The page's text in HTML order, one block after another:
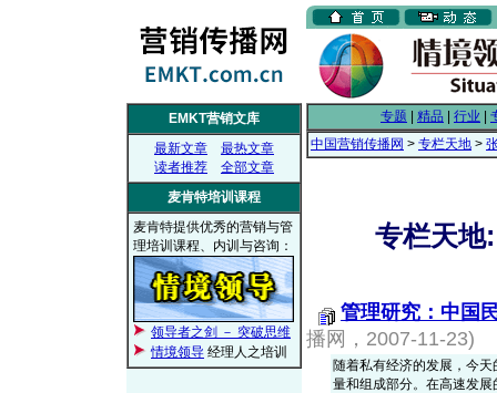
EMKT营销文库
最新文章
最热文章
读者推荐
全部文章
麦肯特培训课程
麦肯特提供优秀的营销与管
理培训课程、内训与咨询：
领导者之剑 － 突破思维
情境领导 经理人之培训
专题 精品 行业
中国营销传播网 > 专栏天地 >
专栏天地
管理研究：中国
播网，2007-11-23)
随着私有经济的发展，今
量和组成部分。在高速发